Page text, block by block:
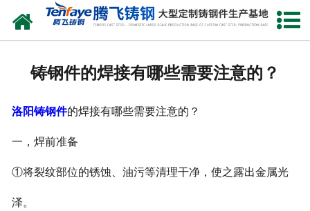
网站首页
铸钢件的焊接有哪些需要注意的？
洛阳铸钢件的焊接有哪些需要注意的？
一，焊前准备
①将裂纹部位的锈蚀、油污等清理干净，使之露出金属光
泽。